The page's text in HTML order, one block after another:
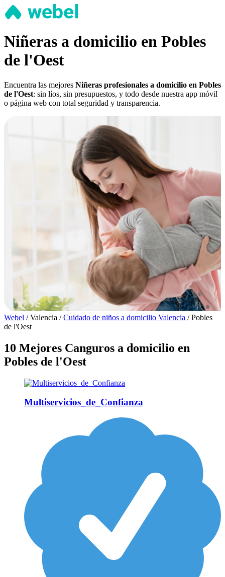
Niñeras a domicilio en Pobles
de l'Oest
Encuentra las mejores Niñeras profesionales a domicilio en Pobles
de l'Oest: sin líos, sin presupuestos, y todo desde nuestra app móvil
o página web con total seguridad y transparencia.
Webel / Valencia / Cuidado de niños a domicilio Valencia / Pobles
de l'Oest
10 Mejores Canguros a domicilio en
Pobles de l'Oest
Multiservicios_de_Confianza